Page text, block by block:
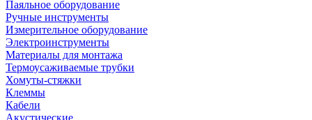
Паяльное оборудование
Ручные инструменты
Измерительное оборудование
Электроинструменты
Материалы для монтажа
Термоусаживаемые трубки
Хомуты-стяжки
Клеммы
Кабели
Акустические